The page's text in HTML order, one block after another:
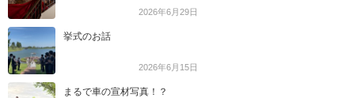
2026年6月29日
挙式のお話
2026年6月15日
まるで車の宣材写真！？